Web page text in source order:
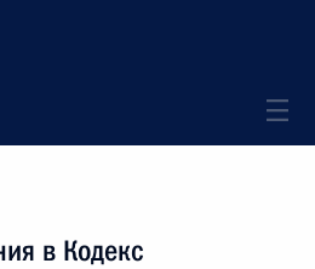
в Кодекс